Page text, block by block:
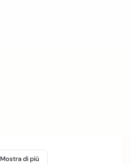
Mostra di più